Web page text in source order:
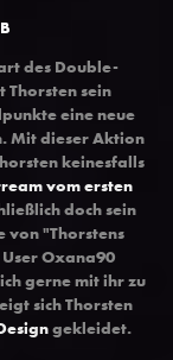
des Double-
Thorsten sein
eine neue
Mit dieser Aktion
keinesfalls
vom ersten
doch sein
von "Thorstens
Oxana90
gerne mit ihr zu
sich Thorsten
gekleidet.